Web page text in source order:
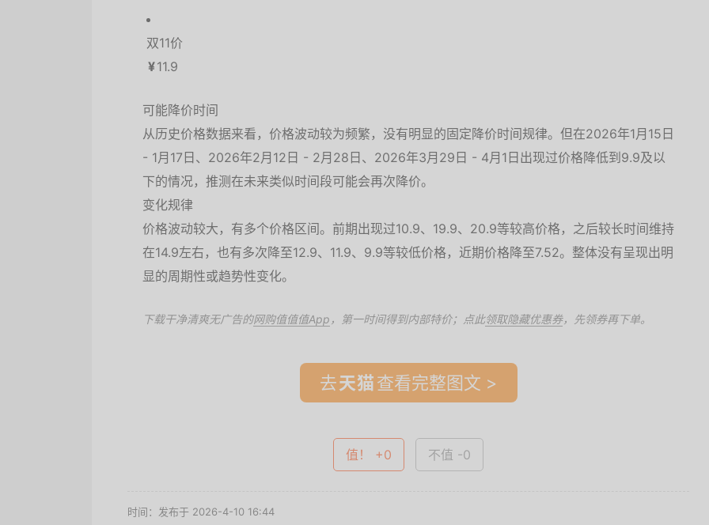
双11价
¥11.9
可能降价时间
从历史价格数据来看，价格波动较为频繁，没有明显的固定降价时间规律。但在2026年1月15日
- 1月17日、2026年2月12日 - 2月28日、2026年3月29日 - 4月1日出现过价格降低到9.9及以
下的情况，推测在未来类似时间段可能会再次降价。
变化规律
价格波动较大，有多个价格区间。前期出现过10.9、19.9、20.9等较高价格，之后较长时间维持
在14.9左右，也有多次降至12.9、11.9、9.9等较低价格，近期价格降至7.52。整体没有呈现出明
显的周期性或趋势性变化。
下载干净清爽无广告的网购值值值App ，第一时间得到内部特价；点此领取隐藏优惠券，先领券再下单。
去 查看完整图文 >
值！ +0 不值 -0
时间：发布于 2026-4-10 16:44